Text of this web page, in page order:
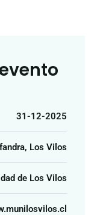
31-12-2025
Los Vilos
de Los Vilos